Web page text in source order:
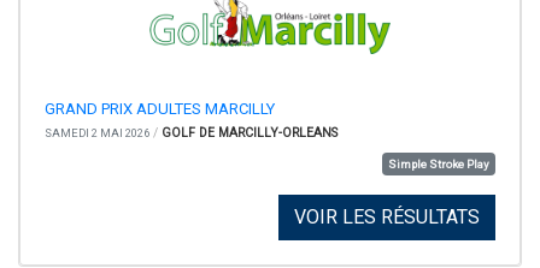
GRAND PRIX ADULTES MARCILLY
SAMEDI 2 MAI 2026 / GOLF DE MARCILLY-ORLEANS
Simple Stroke Play
VOIR LES RÉSULTATS